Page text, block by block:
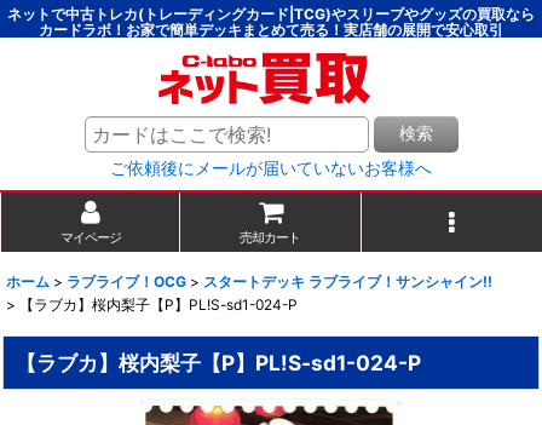
ネットで中古トレカ(トレーディングカード|TCG)やスリーブやグッズの買取なら
カードラボ！お家で簡単デッキまとめて売る！実店舗の展開で安心取引
検索
ご依頼後にメールが届いていないお客様へ
マイページ 売却カート
ホーム > ラブライブ！OCG > スタートデッキ ラブライブ！サンシャイン!!
>
【ラブカ】桜内梨子【P】PL!S-sd1-024-P
【ラブカ】桜内梨子【P】PL!S-sd1-024-P